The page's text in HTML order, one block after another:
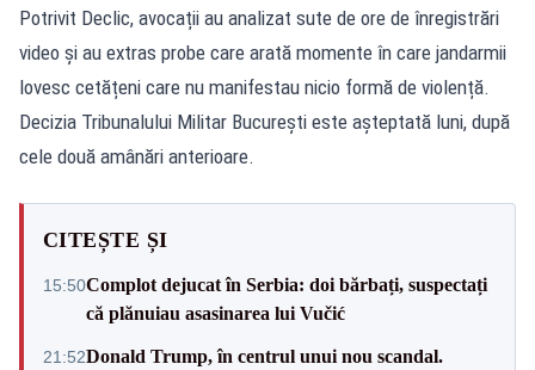
Potrivit Declic, avocații au analizat sute de ore de înregistrări
video și au extras probe care arată momente în care jandarmii
lovesc cetățeni care nu manifestau nicio formă de violență.
Decizia Tribunalului Militar București este așteptată luni, după
cele două amânări anterioare.
CITEȘTE ȘI
15:50Complot dejucat în Serbia: doi bărbați, suspectați
că plănuiau asasinarea lui Vučić
21:52Donald Trump, în centrul unui nou scandal.